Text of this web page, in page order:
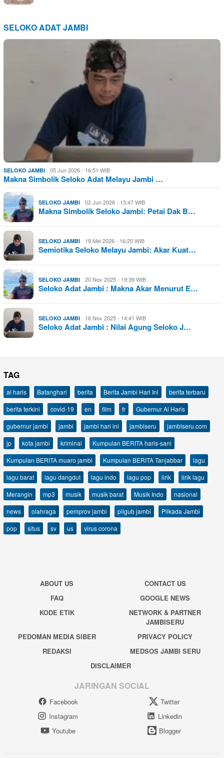
SELOKO ADAT JAMBI
SELOKO JAMBI 05 Jun 2026 - 16:51 WIB
Makna Simbolik Seloko Adat Melayu Jambi …
SELOKO JAMBI 02 Jun 2026 - 13:47 WIB
Makna Simbolik Seloko Jambi: Petai Dak B…
SELOKO JAMBI 19 Mei 2026 - 16:20 WIB
Semiotika Seloko Melayu Jambi: Akar Kuat…
SELOKO JAMBI 20 Nov 2025 - 19:39 WIB
Seloko Adat Jambi : Makna Akar Menurut E…
SELOKO JAMBI 16 Nov 2025 - 14:41 WIB
Seloko Adat Jambi : Nilai Agung Seloko J…
TAG
al haris Batanghari berita Berita Jambi Hari Ini
berita terbaru
berita terkini
covid-19 en film fr
Gubernur Al Haris
gubernur jambi
jambi jambi hari ini jambiseru
jambiseru.com
jp
kota jambi kriminal
Kumpulan BERITA haris-sani
Kumpulan BERITA muaro jambi
Kumpulan BERITA Tanjabbar
lagu
lagu barat
lagu dangdut lagu indo lagu pop lirik
lirik lagu
Merangin
mp3 musik musik barat Musik Indo
nasional
news
olahraga pemprov jambi pilgub jambi
Pilkada Jambi
pop
situs sv us virus corona
ABOUT US
CONTACT US
FAQ
GOOGLE NEWS
KODE ETIK
NETWORK & PARTNER
JAMBISERU
PEDOMAN MEDIA SIBER
PRIVACY POLICY
REDAKSI
MEDSOS JAMBI SERU
DISCLAIMER
JARINGAN SOCIAL
Facebook
Twitter
Instagram
Linkedin
Youtube
Blogger